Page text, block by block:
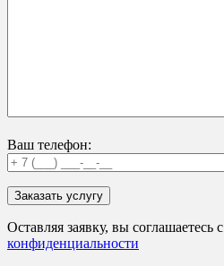
Ваш телефон:
Оставляя заявку, вы соглашаетесь с
конфиденциальности